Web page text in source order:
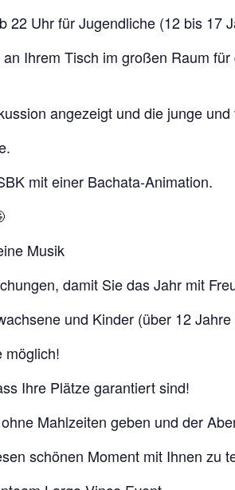
22 Uhr für Jugendliche (12 bis 17
Ihrem Tisch im großen Raum
angezeigt und die junge
mit einer Bachata-Animation.
Musik
damit Sie das Jahr mit
und Kinder (über 12
möglich!
Ihre Plätze garantiert sind!
Mahlzeiten geben und der
schönen Moment mit Ihnen zu